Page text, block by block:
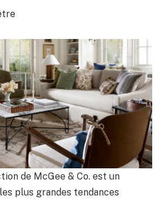
de McGee & Co. est un
plus grandes tendances